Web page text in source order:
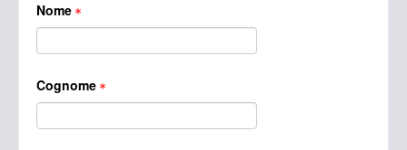
Nome
Cognome